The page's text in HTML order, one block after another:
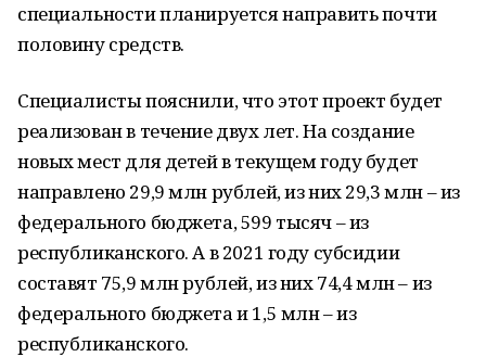
специальности планируется направить почти
половину средств.
Специалисты пояснили, что этот проект будет
реализован в течение двух лет. На создание
новых мест для детей в текущем году будет
направлено 29,9 млн рублей, из них 29,3 млн – из
федерального бюджета, 599 тысяч – из
республиканского. А в 2021 году субсидии
составят 75,9 млн рублей, из них 74,4 млн – из
федерального бюджета и 1,5 млн – из
республиканского.